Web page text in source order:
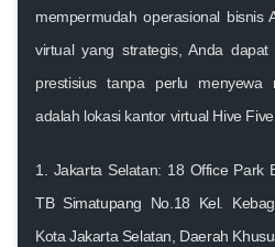
mempermudah operasional bisnis
virtual yang strategis, Anda
prestisius tanpa perlu menyewa
adalah lokasi kantor virtual Hive
1. Jakarta Selatan: 18 Office Park
TB Simatupang No.18 Kel.
Kota Jakarta Selatan, Daerah